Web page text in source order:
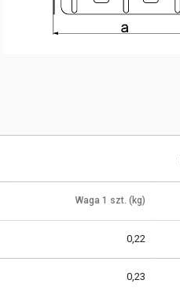
Waga 1 szt. (kg)
0,22
0,23